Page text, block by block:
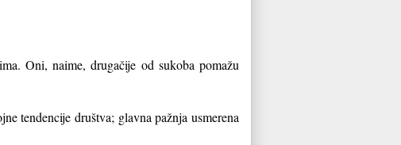
Oni, naime, drugačije od sukoba pomažu
tendencije društva; glavna pažnja usmerena